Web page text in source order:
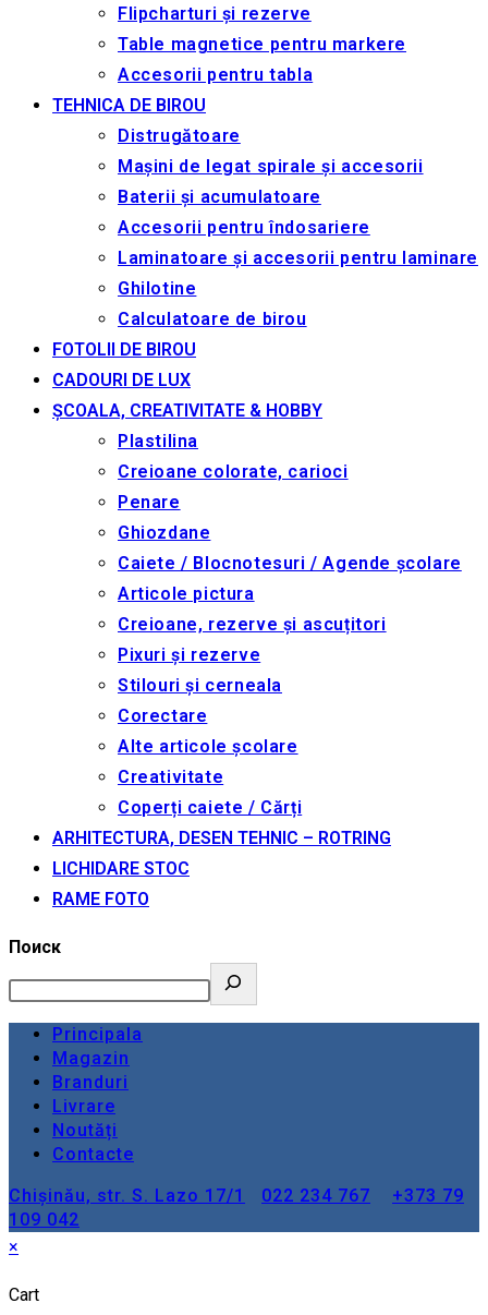
Flipcharturi și rezerve
Table magnetice pentru markere
Accesorii pentru tabla
TEHNICA DE BIROU
Distrugătoare
Mașini de legat spirale și accesorii
Baterii și acumulatoare
Accesorii pentru îndosariere
Laminatoare și accesorii pentru laminare
Ghilotine
Calculatoare de birou
FOTOLII DE BIROU
CADOURI DE LUX
ȘCOALA, CREATIVITATE & HOBBY
Plastilina
Creioane colorate, carioci
Penare
Ghiozdane
Caiete / Blocnotesuri / Agende școlare
Articole pictura
Creioane, rezerve și ascuțitori
Pixuri și rezerve
Stilouri și cerneala
Corectare
Alte articole școlare
Creativitate
Coperți caiete / Cărți
ARHITECTURA, DESEN TEHNIC – ROTRING
LICHIDARE STOC
RAME FOTO
Поиск
Principala
Magazin
Branduri
Livrare
Noutăți
Contacte
Chișinău, str. S. Lazo 17/1
022 234 767
+373 79
109 042
×
Cart